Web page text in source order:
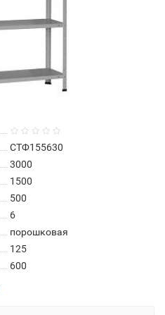
СТФ155630
3000
1500
500
6
порошковая
125
600